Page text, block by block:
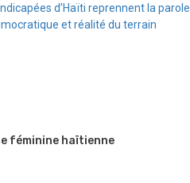
d’Haïti reprennent la parole
et réalité du terrain
féminine haïtienne